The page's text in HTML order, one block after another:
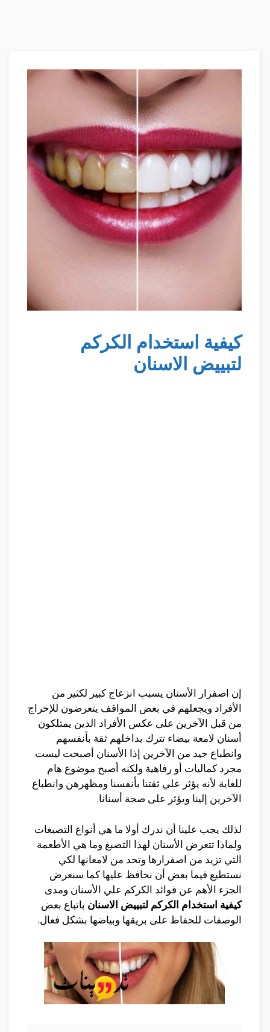
كيفية استخدام الكركم
لتبييض الاسنان
إن اصفرار الأسنان يسبب انزعاج كبير لكثير من
الأفراد ويجعلهم في بعض المواقف يتعرضون للإحراج
من قبل الآخرين على عكس الأفراد الذين يمتلكون
أسنان لامعة بيضاء تترك بداخلهم ثقة بأنفسهم
وانطباع جيد من الآخرين إذا الأسنان أصبحت ليست
مجرد كماليات أو رفاهية ولكنه أصبح موضوع هام
للغاية لأنه يؤثر علي ثقتنا بأنفسنا ومظهرهن وانطباع
الآخرين إلينا ويؤثر على صحة أسنانا.
لذلك يجب علينا أن ندرك أولا ما هي أنواع التصبغات
ولماذا تتعرض الأسنان لهذا التصبغ وما هي الأطعمة
التي تزيد من اصفرارها وتحد من لامعانها لكي
نستطيع فيما بعض أن نحافظ عليها كما سنعرض
الجزء الأهم عن فوائد الكركم علي الأسنان ومدى
كيفية استخدام الكركم لتبييض الاسنان باتباع بعض
الوصفات للحفاظ على بريقها وبياضها بشكل فعال.